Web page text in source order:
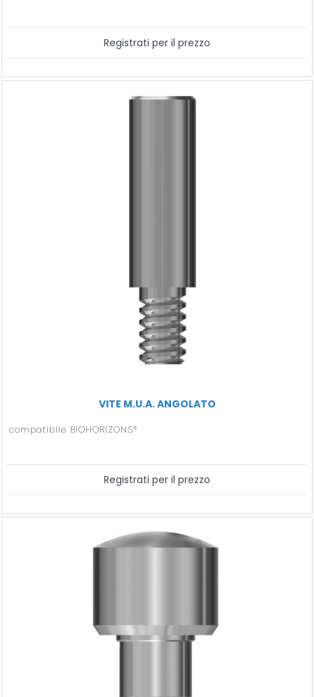
Registrati per il prezzo
VITE M.U.A. ANGOLATO
compatibile BIOHORIZONS®
Registrati per il prezzo